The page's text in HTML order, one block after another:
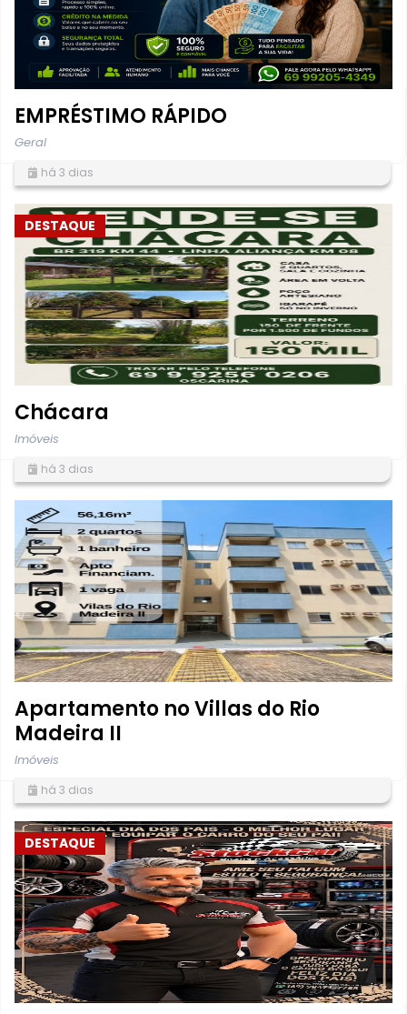
EMPRÉSTIMO RÁPIDO
Geral
há 3 dias
DESTAQUE
Chácara
Imóveis
há 3 dias
Apartamento no Villas do Rio
Madeira II
Imóveis
há 3 dias
DESTAQUE